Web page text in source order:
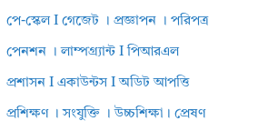
পে-স্কেল I গেজেট । প্রজ্ঞাপন । পরিপত্র
পেনশন । লাম্পগ্র্যান্ট I পিআরএল
প্রশাসন I একাউন্টস I অডিট আপত্তি
প্রশিক্ষণ । সংযুক্তি । উচ্চশিক্ষা। প্রেষণ